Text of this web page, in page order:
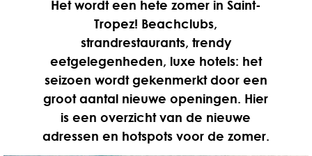
Het wordt een hete zomer in Saint-
Tropez! Beachclubs,
strandrestaurants, trendy
eetgelegenheden, luxe hotels: het
seizoen wordt gekenmerkt door een
groot aantal nieuwe openingen. Hier
is een overzicht van de nieuwe
adressen en hotspots voor de zomer.